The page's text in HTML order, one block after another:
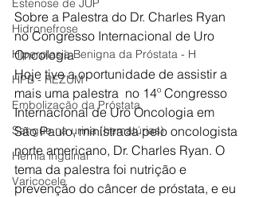
Estenose de JUP
Hidronefrose
Hiperplasia Benigna da Próstata - H
HPB - REZUM
Embolização da Próstata
Sangue na urina (hematúrias)
Hérnia inguinal
Varicocele
Sobre a Palestra do Dr. Charles Ryan
no Congresso Internacional de Uro
Oncologia
Hoje tive a oportunidade de assistir a
mais uma palestra  no 14º Congresso
Internacional de Uro Oncologia em
São Paulo, ministrada pelo oncologista
norte americano, Dr. Charles Ryan. O
tema da palestra foi nutrição e
prevenção do câncer de próstata, e eu